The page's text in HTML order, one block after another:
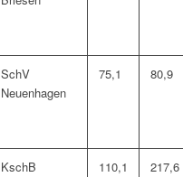
SchV
Neuenhagen
75,1 80,9
KschB 110,1 217,6